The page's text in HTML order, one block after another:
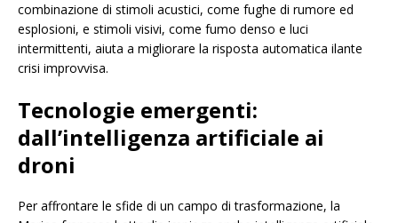
combinazione di stimoli acustici, come fughe di rumore ed
esplosioni, e stimoli visivi, come fumo denso e luci
intermittenti, aiuta a migliorare la risposta automatica ilante
crisi improvvisa.
Tecnologie emergenti:
dall’intelligenza artificiale ai
droni
Per affrontare le sfide di un campo di trasformazione, la